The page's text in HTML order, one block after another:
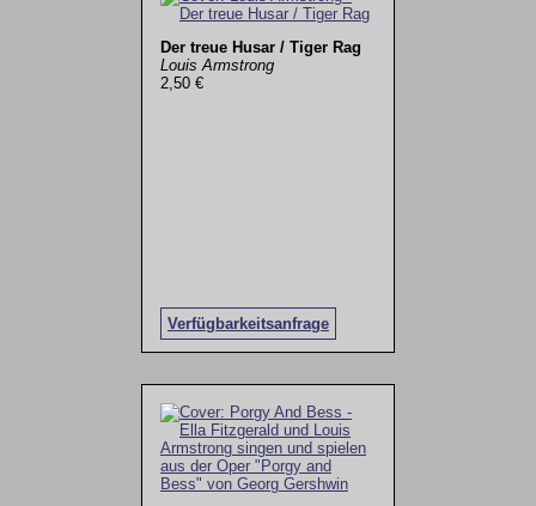
Der treue Husar / Tiger Rag
Louis Armstrong
2,50 €
Verfügbarkeitsanfrage